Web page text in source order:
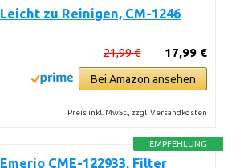
Leicht zu Reinigen, CM-1246
17,99 €
21,99 €
Bei Amazon ansehen
Preis inkl. MwSt., zzgl. Versandkosten
EMPFEHLUNG
Emerio CME-122933, Filter